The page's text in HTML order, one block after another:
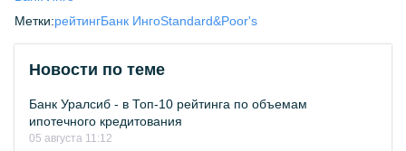
Метки:рейтингБанк ИнгоStandard&Poor's
Новости по теме
Банк Уралсиб - в Топ-10 рейтинга по объемам
ипотечного кредитования
05 августа 11:12